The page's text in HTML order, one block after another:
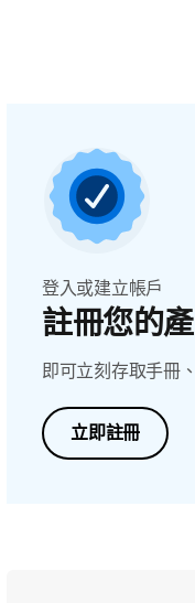
登入或建立帳戶
註冊您的
即可立刻存取手冊
立即註冊